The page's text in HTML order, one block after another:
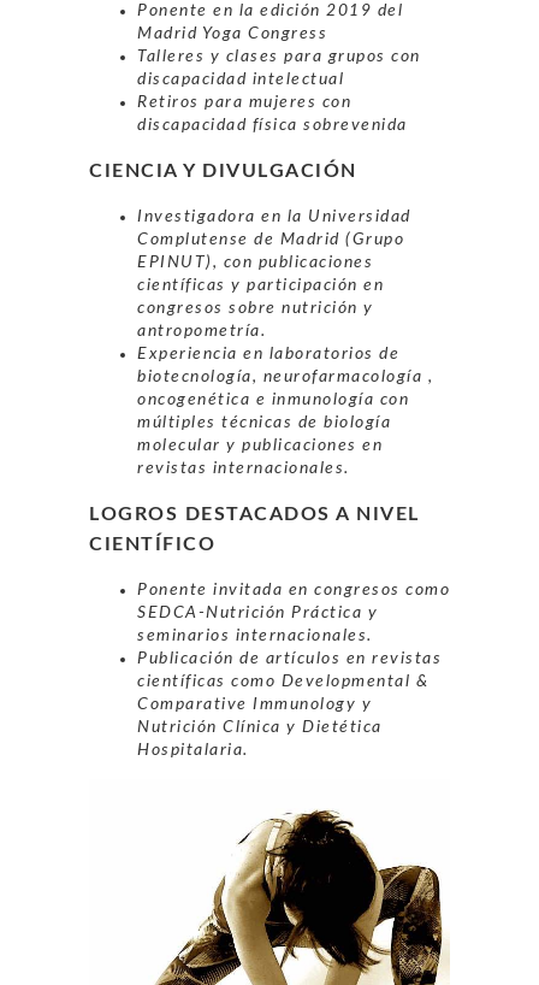
Ponente en la edición 2019 del
Madrid Yoga Congress
Talleres y clases para grupos con
discapacidad intelectual
Retiros para mujeres con
discapacidad física sobrevenida
CIENCIA Y DIVULGACIÓN
Investigadora en la Universidad
Complutense de Madrid (Grupo
EPINUT), con publicaciones
científicas y participación en
congresos sobre nutrición y
antropometría.
Experiencia en laboratorios de
biotecnología, neurofarmacología ,
oncogenética e inmunología con
múltiples técnicas de biología
molecular y publicaciones en
revistas internacionales.
LOGROS DESTACADOS A NIVEL
CIENTÍFICO
Ponente invitada en congresos como
SEDCA-Nutrición Práctica y
seminarios internacionales.
Publicación de artículos en revistas
científicas como Developmental &
Comparative Immunology y
Nutrición Clínica y Dietética
Hospitalaria.